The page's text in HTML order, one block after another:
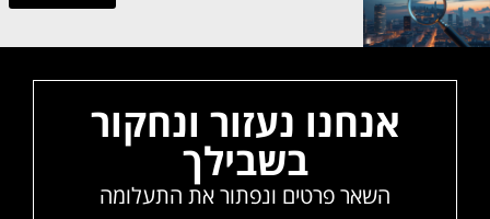
אנחנו נעזור ונחקור
בשבילך
השאר פרטים ונפתור את התעלומה